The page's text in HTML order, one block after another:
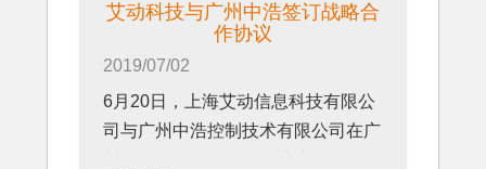
艾动科技与广州中浩签订战略合
作协议
2019/07/02
6月20日，上海艾动信息科技有限公
司与广州中浩控制技术有限公司在广